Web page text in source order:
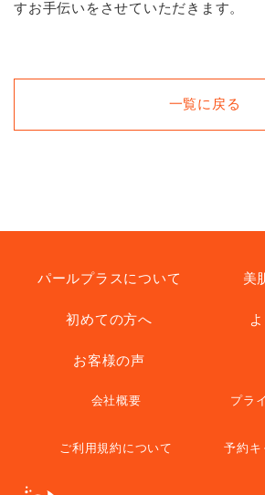
すお手伝いをさせていただきます。
一覧に戻る
パールプラスについて 美
初めての方へ
お客様の声
会社概要 プラ
ご利用規約について 予約キ